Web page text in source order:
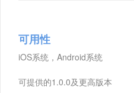
可用性
iOS系统，Android系统
可提供的1.0.0及更高版本